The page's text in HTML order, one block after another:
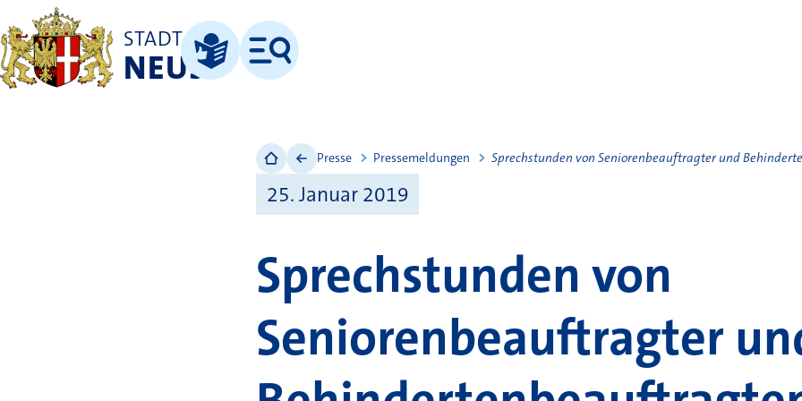
STADT
NEUSSLeichte Sprache
Menü
Presse Pressemeldungen Sprechstunden von Seniorenbeauftragter und
25. Januar 2019
Sprechstunden von
Seniorenbeauftragter